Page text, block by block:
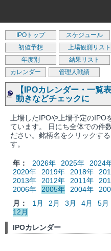
IPOトップ スケジュール
初値予想
上場観測リスト
年度別
結果リスト
カレンダー
管理人戦績
【IPOカレンダー・一覧
動きなどチェックに
上場したIPOや上場予定のIPO
ています。 日にち全体での件
ださい。銘柄名をクリックす
す。
年： 2026年 2025年 2024
2020年
2019年 2018年
2013年
2012年 2011年
2006年
2005年 2004年
月：
1月 2月 3月 4月 5月
12月
IPOカレンダー